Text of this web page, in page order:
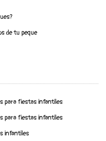
de tu peque
para fiestas infantiles
para fiestas infantiles
infantiles